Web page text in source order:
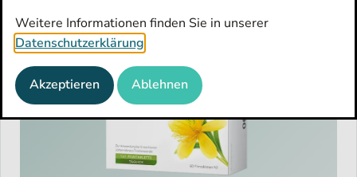
Weitere Informationen finden Sie in unserer
Datenschutzerklärung
Akzeptieren Ablehnen